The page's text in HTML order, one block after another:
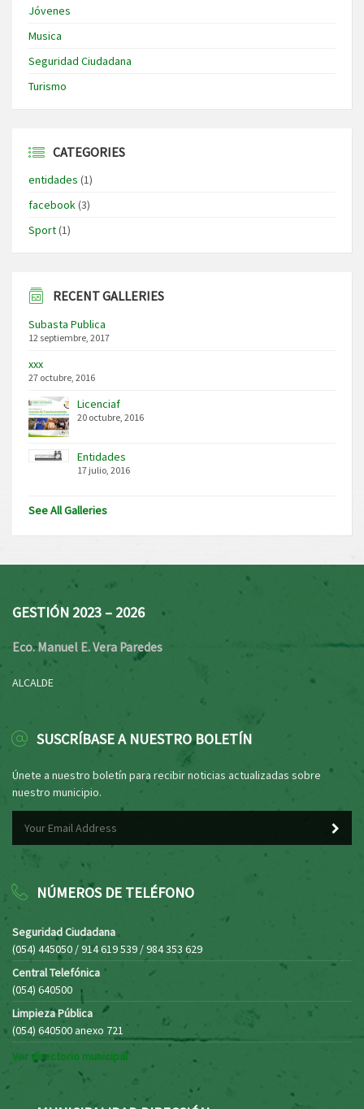
Jóvenes
Musica
Seguridad Ciudadana
Turismo
CATEGORIES
entidades (1)
facebook(3)
Sport(1)
RECENT GALLERIES
Subasta Publica
12 septiembre, 2017
xxx
27 octubre, 2016
Licenciaf
20 octubre, 2016
Entidades
17 julio, 2016
See All Galleries
GESTIÓN 2023 – 2026
Eco. Manuel E. Vera Paredes
ALCALDE
SUSCRÍBASE A NUESTRO BOLETÍN
Únete a nuestro boletín para recibir noticias actualizadas sobre
nuestro municipio.
NÚMEROS DE TELÉFONO
Seguridad Ciudadana
(054) 445050 / 914 619 539 / 984 353 629
Central Telefónica
(054) 640500
Limpieza Pública
(054) 640500 anexo 721
Ver directorio municipal